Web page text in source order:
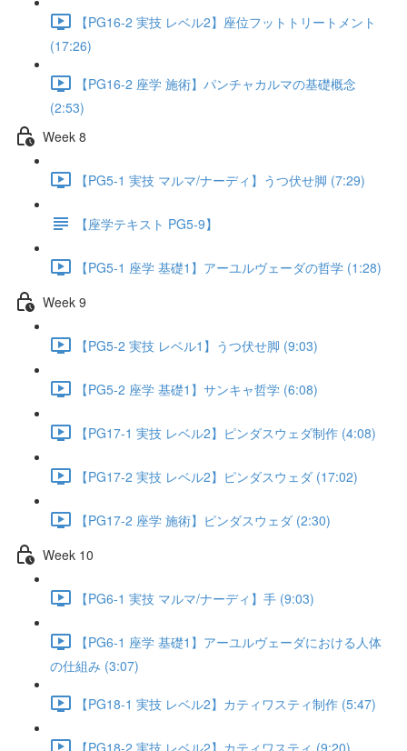
【PG16-2 実技 レベル2】座位フットトリートメント
(17:26)
【PG16-2 座学 施術】パンチャカルマの基礎概念
(2:53)
Week 8
【PG5-1 実技 マルマ/ナーディ】うつ伏せ脚 (7:29)
【座学テキスト PG5-9】
【PG5-1 座学 基礎1】アーユルヴェーダの哲学 (1:28)
Week 9
【PG5-2 実技 レベル1】うつ伏せ脚 (9:03)
【PG5-2 座学 基礎1】サンキャ哲学 (6:08)
【PG17-1 実技 レベル2】ピンダスウェダ制作 (4:08)
【PG17-2 実技 レベル2】ピンダスウェダ (17:02)
【PG17-2 座学 施術】ピンダスウェダ (2:30)
Week 10
【PG6-1 実技 マルマ/ナーディ】手 (9:03)
【PG6-1 座学 基礎1】アーユルヴェーダにおける人体
の仕組み (3:07)
【PG18-1 実技 レベル2】カティワスティ制作 (5:47)
【PG18-2 実技 レベル2】カティワスティ (9:20)